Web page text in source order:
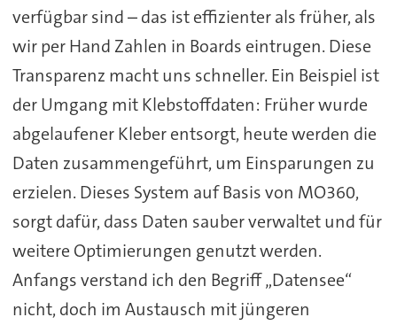
verfügbar sind – das ist effizienter als früher, als
wir per Hand Zahlen in Boards eintrugen. Diese
Transparenz macht uns schneller. Ein Beispiel ist
der Umgang mit Klebstoffdaten: Früher wurde
abgelaufener Kleber entsorgt, heute werden die
Daten zusammengeführt, um Einsparungen zu
erzielen. Dieses System auf Basis von MO360,
sorgt dafür, dass Daten sauber verwaltet und für
weitere Optimierungen genutzt werden.
Anfangs verstand ich den Begriff „Datensee“
nicht, doch im Austausch mit jüngeren